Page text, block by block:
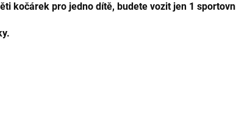
kočárek pro jedno dítě, budete vozit jen 1